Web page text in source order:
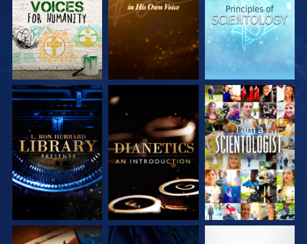
VERKEN DE SERIE VERKEN DE SERIE KIJK